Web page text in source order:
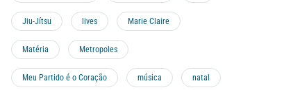
Jiu-Jítsu lives Marie Claire
Matéria Metropoles
Meu Partido é o Coração música natal